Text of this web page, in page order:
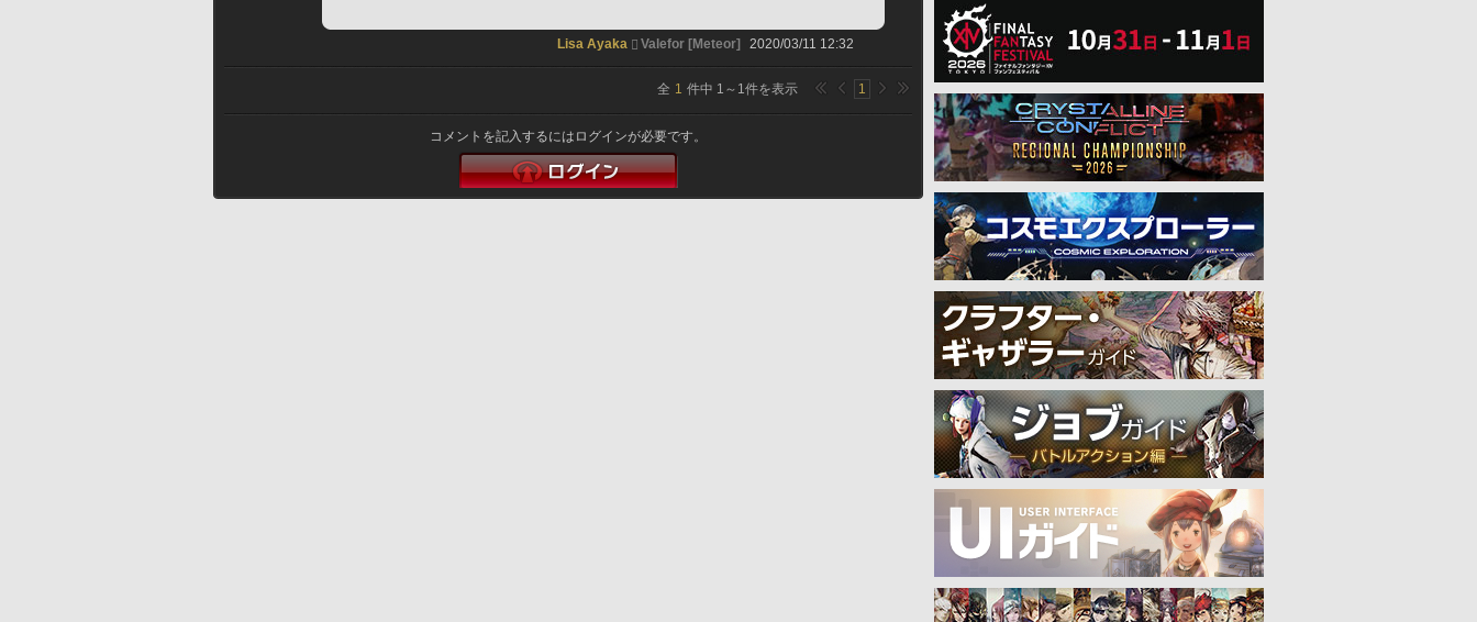
Lisa Ayaka Valefor [Meteor] 2020/03/11 12:32
全 1 件中 1 ～ 1件を表示 1
コメントを記入するにはログインが必要です。